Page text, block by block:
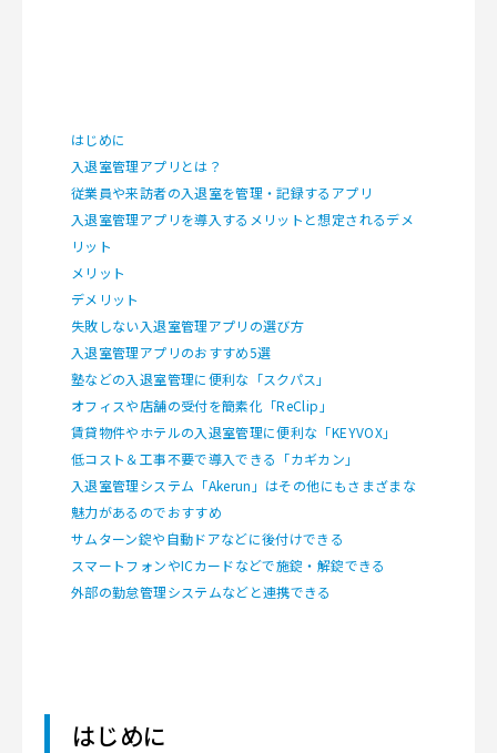
はじめに
入退室管理アプリとは？
従業員や来訪者の入退室を管理・記録するアプリ
入退室管理アプリを導入するメリットと想定されるデメ
リット
メリット
デメリット
失敗しない入退室管理アプリの選び方
入退室管理アプリのおすすめ5選
塾などの入退室管理に便利な「スクパス」
オフィスや店舗の受付を簡素化「ReClip」
賃貸物件やホテルの入退室管理に便利な「KEYVOX」
低コスト＆工事不要で導入できる「カギカン」
入退室管理システム「Akerun」はその他にもさまざまな
魅力があるのでおすすめ
サムターン錠や自動ドアなどに後付けできる
スマートフォンやICカードなどで施錠・解錠できる
外部の勤怠管理システムなどと連携できる
はじめに